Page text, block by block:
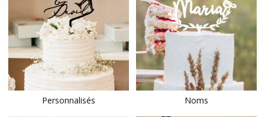
Personnalisés Noms